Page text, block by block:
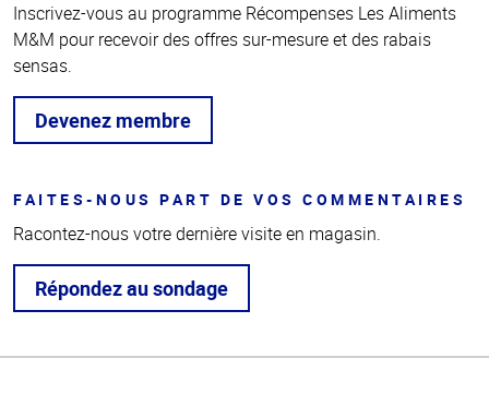
Inscrivez-vous au programme Récompenses Les Aliments
M&M pour recevoir des offres sur-mesure et des rabais
sensas.
Devenez membre
FAITES-NOUS PART DE VOS COMMENTAIRES
Racontez-nous votre dernière visite en magasin.
Répondez au sondage